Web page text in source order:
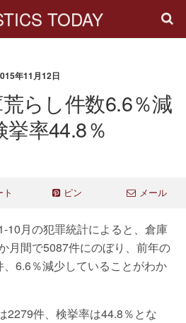
TODAY
年11月12日
らし件数6.6％減
挙率44.8％
ピン メール
10月の犯罪統計によると、倉庫
月間で5087件にのぼり、前年の
6.6％減少していることがわか
2279件、検挙率は44.8％とな